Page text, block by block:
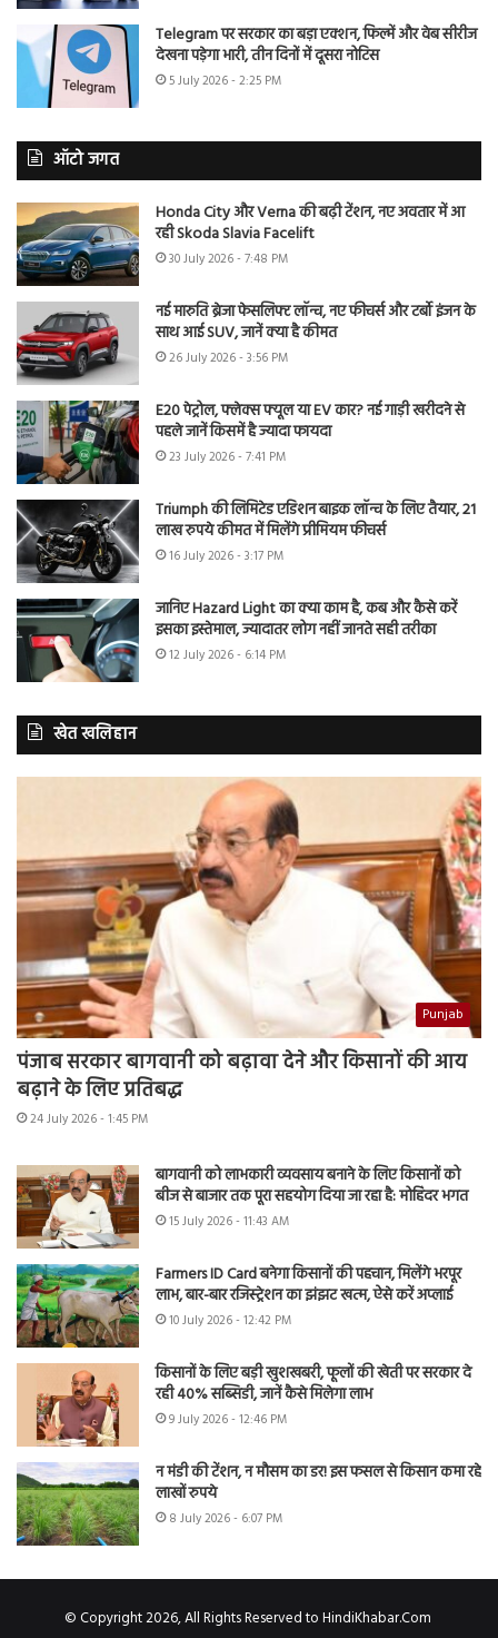
Telegram पर सरकार का बड़ा एक्शन, फिल्में और वेब सीरीज
देखना पड़ेगा भारी, तीन दिनों में दूसरा नोटिस
5 July 2026 - 2:25 PM
ऑटो जगत
Honda City और Verna की बढ़ी टेंशन, नए अवतार में आ
रही Skoda Slavia Facelift
30 July 2026 - 7:48 PM
नई मारुति ब्रेजा फेसलिफ्ट लॉन्च, नए फीचर्स और टर्बो इंजन के
साथ आई SUV, जानें क्या है कीमत
26 July 2026 - 3:56 PM
E20 पेट्रोल, फ्लेक्स फ्यूल या EV कार? नई गाड़ी खरीदने से
पहले जानें किसमें है ज्यादा फायदा
23 July 2026 - 7:41 PM
Triumph की लिमिटेड एडिशन बाइक लॉन्च के लिए तैयार, 21
लाख रुपये कीमत में मिलेंगे प्रीमियम फीचर्स
16 July 2026 - 3:17 PM
जानिए Hazard Light का क्या काम है, कब और कैसे करें
इसका इस्तेमाल, ज्यादातर लोग नहीं जानते सही तरीका
12 July 2026 - 6:14 PM
खेत खलिहान
Punjab
पंजाब सरकार बागवानी को बढ़ावा देने और किसानों की आय
बढ़ाने के लिए प्रतिबद्ध
24 July 2026 - 1:45 PM
बागवानी को लाभकारी व्यवसाय बनाने के लिए किसानों को
बीज से बाजार तक पूरा सहयोग दिया जा रहा है: मोहिंदर भगत
15 July 2026 - 11:43 AM
Farmers ID Card बनेगा किसानों की पहचान, मिलेंगे भरपूर
लाभ, बार-बार रजिस्ट्रेशन का झंझट खत्म, ऐसे करें अप्लाई
10 July 2026 - 12:42 PM
किसानों के लिए बड़ी खुशखबरी, फूलों की खेती पर सरकार दे
रही 40% सब्सिडी, जानें कैसे मिलेगा लाभ
9 July 2026 - 12:46 PM
न मंडी की टेंशन, न मौसम का डर! इस फसल से किसान कमा रहे
लाखों रुपये
8 July 2026 - 6:07 PM
© Copyright 2026, All Rights Reserved to HindiKhabar.Com